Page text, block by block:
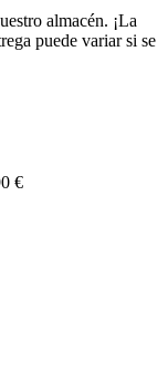
almacén. ¡La
puede variar si se
€